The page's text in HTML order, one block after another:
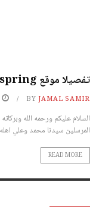
تفصيلا موقع Teespring للربح من التصميم
BY JAMAL SAMIR
السلام عليكم ورحمه الله
المرسلين سيدنا محمد وعلي
READ MORE